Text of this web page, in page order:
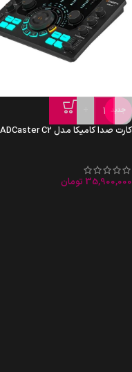
جدید
-
کارت صدا کامیکا مدل ADCaster C2
35,900,000 تومان